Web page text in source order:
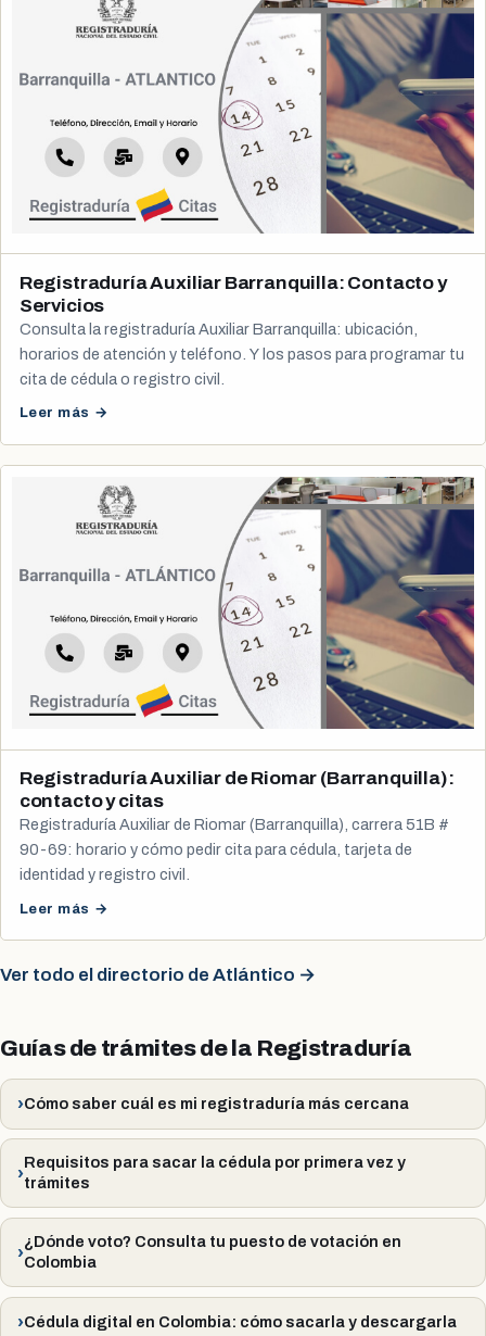
Registraduría Auxiliar Barranquilla: Contacto y
Servicios
Consulta la registraduría Auxiliar Barranquilla: ubicación,
horarios de atención y teléfono. Y los pasos para programar tu
cita de cédula o registro civil.
Leer más →
Registraduría Auxiliar de Riomar (Barranquilla):
contacto y citas
Registraduría Auxiliar de Riomar (Barranquilla), carrera 51B #
90-69: horario y cómo pedir cita para cédula, tarjeta de
identidad y registro civil.
Leer más →
Ver todo el directorio de Atlántico →
Guías de trámites de la Registraduría
Cómo saber cuál es mi registraduría más cercana
Requisitos para sacar la cédula por primera vez y
trámites
¿Dónde voto? Consulta tu puesto de votación en
Colombia
Cédula digital en Colombia: cómo sacarla y descargarla